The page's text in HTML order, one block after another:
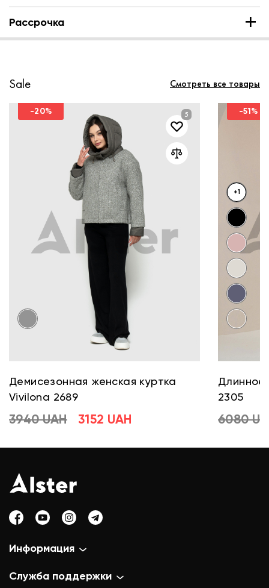
Рассрочка
Sale Смотреть все товары
-20%
Демисезонная женская куртка
Vivilona 2689
3940 UAH 3152 UAH
-51%
+1
Длинное
2305
6080
Информация
Служба поддержки